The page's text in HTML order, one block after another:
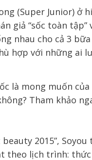
(Super Junior) ở
giả “sốc toàn
nhau cho cả 3
hợp với những ai
2015”,
theo lịch trình: